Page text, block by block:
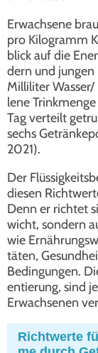
Erwach­se­ne
pro Kilo­gramm
blick auf die
dern und jun­gen
Mil­li­li­ter
le­ne
Tag ver­teilt
sechs
2021).
Der
die­sen
Denn er rich­tet
wicht, son­dern
wie
tä­ten,
Bedin­gun­gen.
en­tie­rung, sind
Erwach­se­nen
Richt­wer­te